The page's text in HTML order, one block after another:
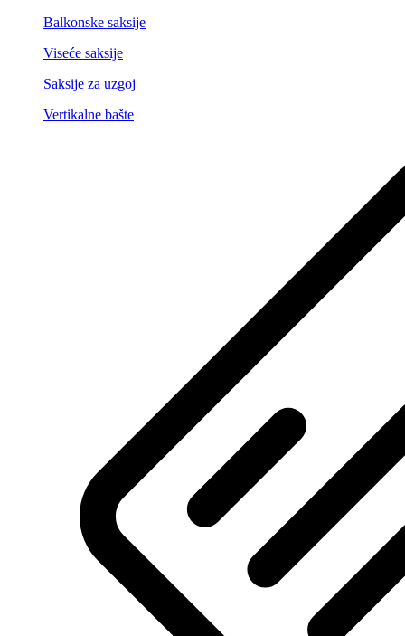
Balkonske saksije
Viseće saksije
Saksije za uzgoj
Vertikalne bašte